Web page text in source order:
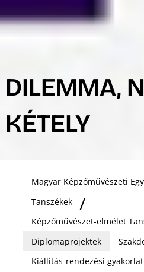
DILEMMA,
KÉTELY
Magyar Képzőművészeti
Tanszékek
Képzőművészet-elmélet
Diplomaprojektek
Kiállítás-rendezési gyakorlat